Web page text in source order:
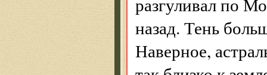
назад. Тень
Наверное,